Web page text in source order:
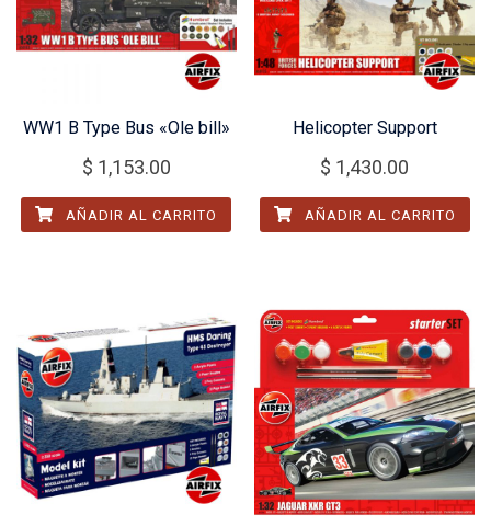
WW1 B Type Bus «Ole bill»
$ 1,153.00
AÑADIR AL CARRITO
Helicopter Support
$ 1,430.00
AÑADIR AL CARRITO